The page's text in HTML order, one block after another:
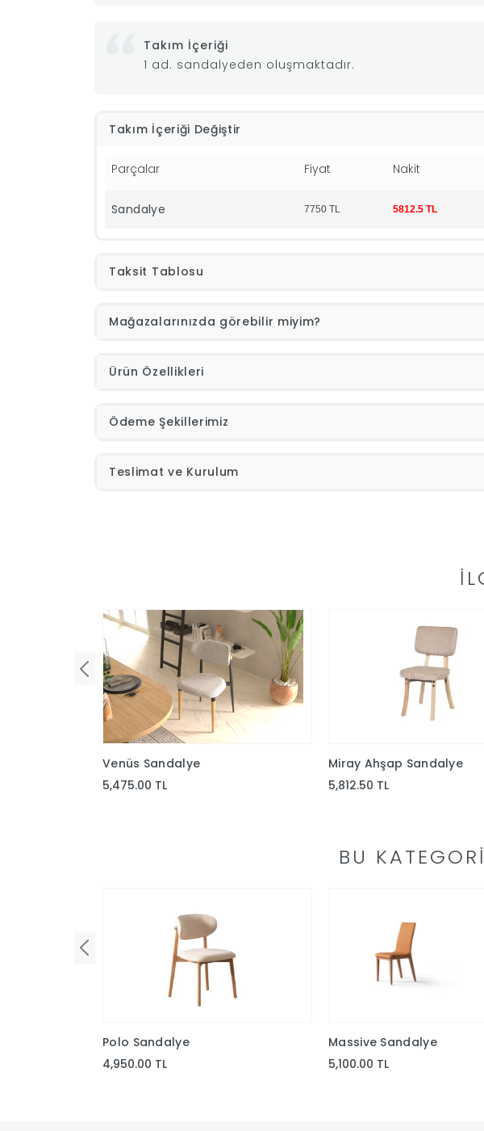
Takım İçeriği
1 ad. sandalyeden oluşmaktadır.
Takım İçeriği Değiştir
Parçalar Fiyat Nakit
Sandalye 7750 TL 5812.5 TL
Taksit Tablosu
Mağazalarınızda görebilir miyim?
Ürün Özellikleri
Ödeme Şekillerimiz
Teslimat ve Kurulum
Venüs Sandalye
5,475.00 TL
Miray Ahşap Sandalye
5,812.50 TL
BU
Polo Sandalye
4,950.00 TL
Massive Sandalye
5,100.00 TL